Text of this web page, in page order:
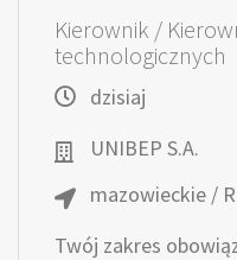
Kierownik /
technologicznych
dzisiaj
UNIBEP S.A.
mazowieckie /
Twój zakres